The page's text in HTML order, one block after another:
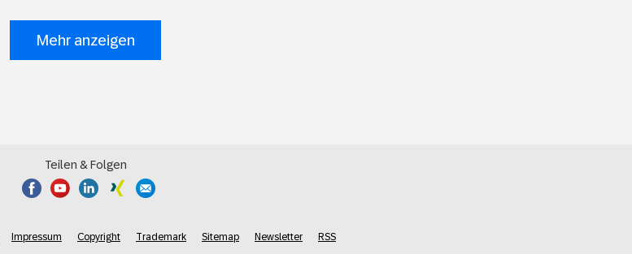
Mehr anzeigen
Teilen & Folgen
Impressum Copyright Trademark Sitemap Newsletter RSS